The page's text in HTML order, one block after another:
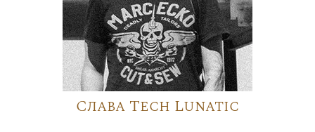
Слава Tech Lunatic